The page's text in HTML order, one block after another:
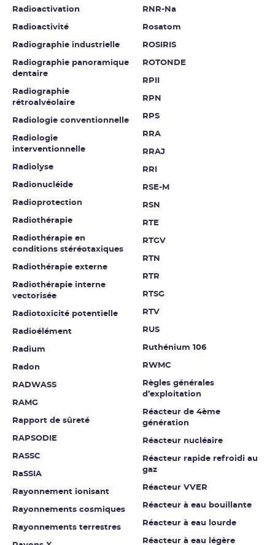
Radioactivation
Radioactivité
Radiographie industrielle
Radiographie panoramique
dentaire
Radiographie
rétroalvéolaire
Radiologie conventionnelle
Radiologie
interventionnelle
Radiolyse
Radionucléide
Radioprotection
Radiothérapie
Radiothérapie en
conditions stéréotaxiques
Radiothérapie externe
Radiothérapie interne
vectorisée
Radiotoxicité potentielle
Radioélément
Radium
Radon
RADWASS
RAMG
Rapport de sûreté
RAPSODIE
RASSC
RaSSIA
Rayonnement ionisant
Rayonnements cosmiques
Rayonnements terrestres
RNR-Na
Rosatom
ROSIRIS
ROTONDE
RPII
RPN
RPS
RRA
RRAJ
RRI
RSE-M
RSN
RTE
RTGV
RTN
RTR
RTSG
RTV
RUS
Ruthénium 106
RWMC
Règles générales
d’exploitation
Réacteur de 4ème
génération
Réacteur nucléaire
Réacteur rapide refroidi au
gaz
Réacteur VVER
Réacteur à eau bouillante
Réacteur à eau lourde
Réacteur à eau légère